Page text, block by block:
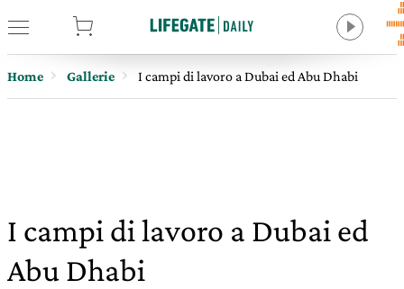
Home Gallerie I campi di lavoro a Dubai ed Abu Dhabi
I campi di lavoro a Dubai ed
Abu Dhabi